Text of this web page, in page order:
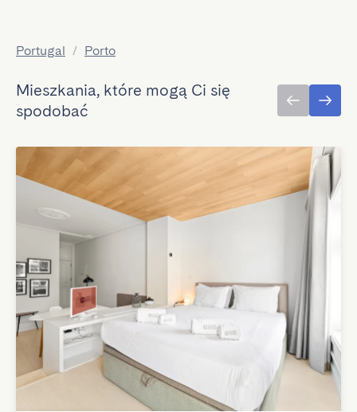
Portugal / Porto
Mieszkania, które mogą Ci się
spodobać